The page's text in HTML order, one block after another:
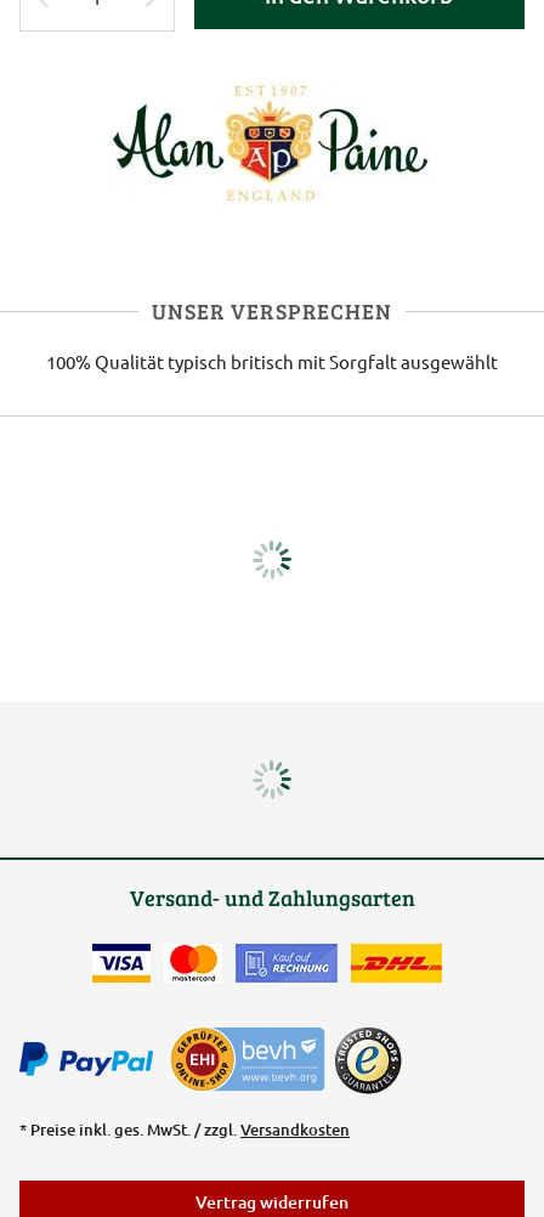
UNSER VERSPRECHEN
100% Qualität typisch britisch mit Sorgfalt ausgewählt
Versand- und Zahlungsarten
* Preise inkl. ges. MwSt. / zzgl.Versandkosten
Vertrag widerrufen